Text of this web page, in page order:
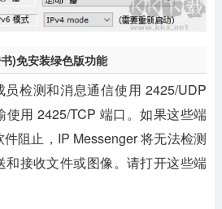
)免安装绿色版功能
员检测和消息通信使用 2425/UDP
用 2425/TCP 端口。如果这些端
阻止，IP Messenger 将无法检测
和接收文件或图像。请打开这些端